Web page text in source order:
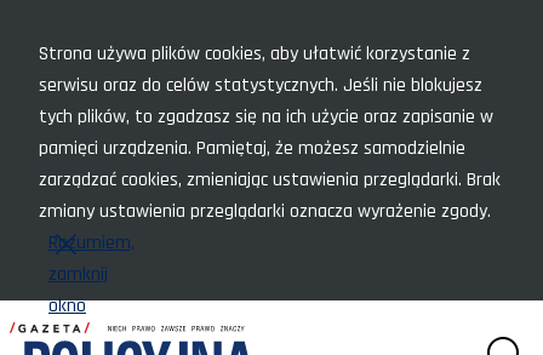
Strona używa plików cookies, aby ułatwić korzystanie z
serwisu oraz do celów statystycznych. Jeśli nie blokujesz
tych plików, to zgadzasz się na ich użycie oraz zapisanie w
pamięci urządzenia. Pamiętaj, że możesz samodzielnie
zarządzać cookies, zmieniając ustawienia przeglądarki. Brak
zmiany ustawienia przeglądarki oznacza wyrażenie zgody.
Rozumiem,
zamknij
okno